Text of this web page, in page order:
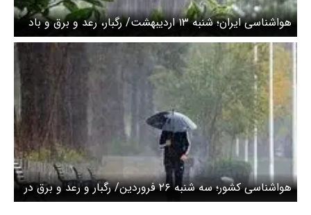
هواشناسی ایران؛ شنبه ۱۳ اردیبهشت/ رگبار، رعد و برق و باد
شدید در راه است
هواشناسی کشور؛ سه شنبه ۲۶ فروردین/ رگبار و رعد و برق در
۲۳ استان